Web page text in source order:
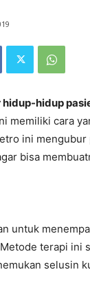
hidup
memiliki cara
ini
bisa
untuk
terapi ini
selusin